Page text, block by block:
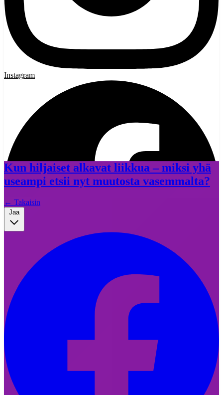
Instagram
Facebook
Kun hiljaiset alkavat liikkua – miksi yhä
useampi etsii nyt muutosta vasemmalta?
← Takaisin